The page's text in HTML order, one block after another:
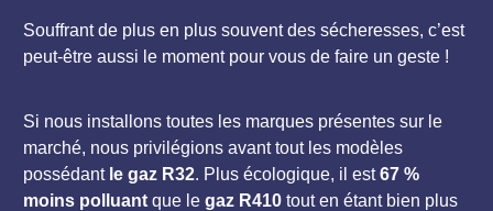
Souffrant de plus en plus souvent des sécheresses, c’est
peut-être aussi le moment pour vous de faire un geste !
Si nous installons toutes les marques présentes sur le
marché, nous privilégions avant tout les modèles
possédant le gaz R32. Plus écologique, il est67 %
moins polluant que le gaz R410 tout en étant bien plus